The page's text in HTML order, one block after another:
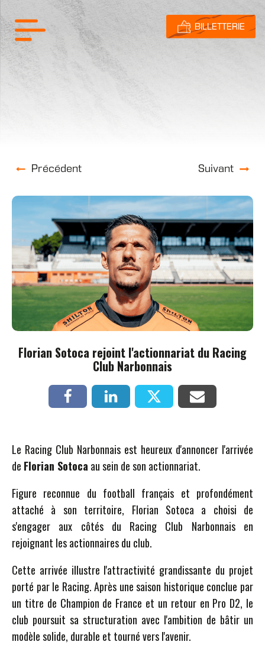
Précédent Suivant
Florian Sotoca rejoint l'actionnariat du Racing
Club Narbonnais
Le Racing Club Narbonnais est heureux d'annoncer l'arrivée
de Florian Sotoca au sein de son actionnariat.
Figure reconnue du football français et profondément
attaché à son territoire, Florian Sotoca a choisi de
s'engager aux côtés du Racing Club Narbonnais en
rejoignant les actionnaires du club.
Cette arrivée illustre l'attractivité grandissante du projet
porté par le Racing. Après une saison historique conclue par
un titre de Champion de France et un retour en Pro D2, le
club poursuit sa structuration avec l'ambition de bâtir un
modèle solide, durable et tourné vers l'avenir.
BILLETTERIE